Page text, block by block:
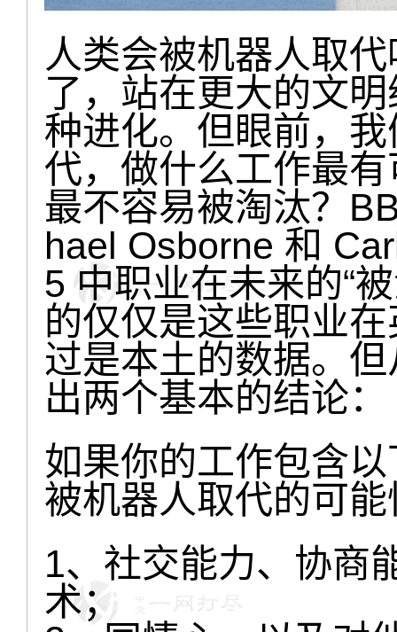
人类会被机器人取
了，站在更大的文
种进化。但眼前，
代，做什么工作最
最不容易被淘汰？
hael Osborne 和
5 中职业在未来的“
的仅仅是这些职业
过是本土的数据。
出两个基本的结论：
如果你的工作包含
被机器人取代的可
1、社交能力、协商
术；